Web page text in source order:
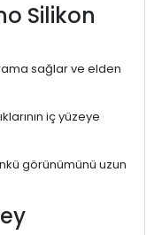
Silikon
sağlar ve elden
iç yüzeye
görünümünü uzun